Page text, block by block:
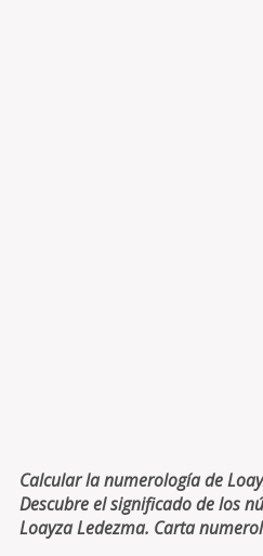
Calcular la numerología de
Descubre el significado de los
Loayza Ledezma. Carta